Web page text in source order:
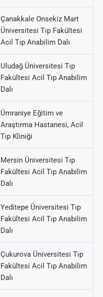
Çanakkale Onsekiz Mart
Üniversitesi Tıp Fakültesi
Acil Tıp Anabilim Dalı
Uludağ Üniversitesi Tıp
Fakültesi Acil Tıp Anabilim
Dalı
Ümraniye Eğitim ve
Araştırma Hastanesi, Acil
Tıp Kliniği
Mersin Üniversitesi Tıp
Fakültesi Acil Tıp Anabilim
Dalı
Yeditepe Üniversitesi Tıp
Fakültesi Acil Tıp Anabilim
Dalı
Çukurova Üniversitesi Tıp
Fakültesi Acil Tıp Anabilim
Dalı